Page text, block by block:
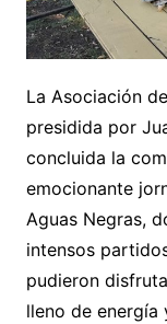
La Asociación
presidida por
concluida la
emocionante
Aguas Negras,
intensos
pudieron
lleno de energía